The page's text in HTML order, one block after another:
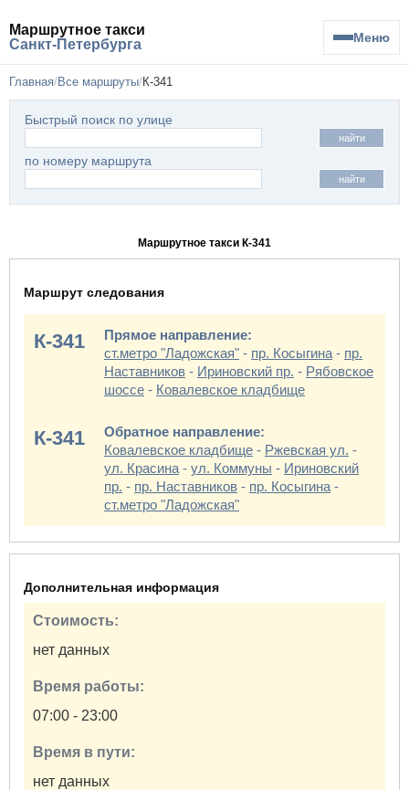
Маршрутное такси
Санкт-Петербурга
Меню
Главная Все маршруты К-341
Быстрый поиск по улице
найти
по номеру маршрута
найти
Маршрутное такси К-341
Маршрут следования
К-341
Прямое направление:
ст.метро "Ладожская" - пр. Косыгина - пр.
Наставников - Ириновский пр. - Рябовское
шоссе - Ковалевское кладбище
К-341
Обратное направление:
Ковалевское кладбище - Ржевская ул. -
ул. Красина - ул. Коммуны - Ириновский
пр. - пр. Наставников - пр. Косыгина -
ст.метро "Ладожская"
Дополнительная информация
Стоимость:
нет данных
Время работы:
07:00 - 23:00
Время в пути:
нет данных